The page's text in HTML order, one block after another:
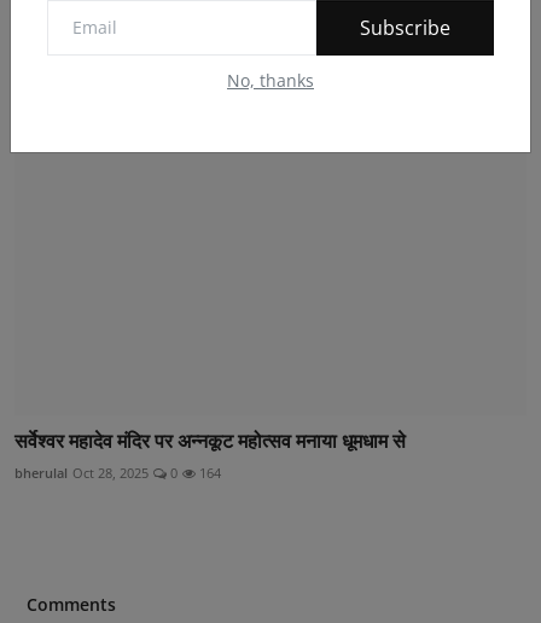
Subscribe
No, thanks
यात्रा से लौटे यात्रियों ने बस चालक का किया स्वागत
bherulal Jun 24, 2025 0 143
सर्वेश्वर महादेव मंदिर पर अन्नकूट महोत्सव मनाया धूमधाम से
bherulal Oct 28, 2025 0 164
Comments